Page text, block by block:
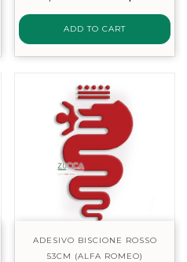
ADD TO CART
ADESIVO BISCIONE ROSSO
53CM (ALFA ROMEO)